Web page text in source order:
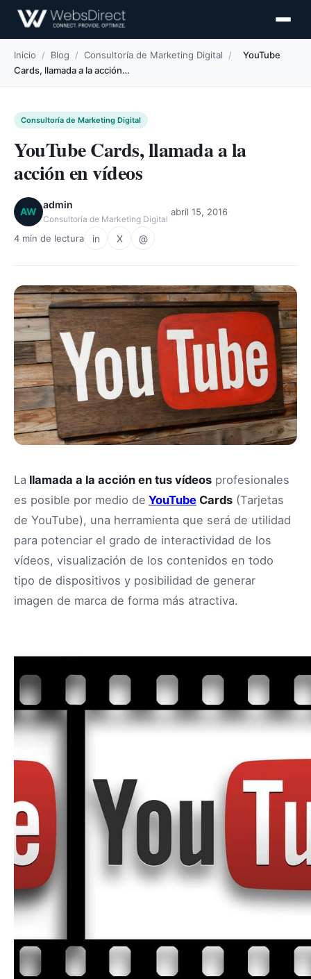
Inicio / Blog / Consultoría de Marketing Digital /
YouTube
Cards, llamada a la acción…
Consultoría de Marketing Digital
YouTube Cards, llamada a la
acción en vídeos
AW
admin
Consultoría de Marketing Digital
abril 15, 2016
4 min de lectura in X @
La llamada a la acción en tus vídeos profesionales
es posible por medio de YouTube Cards (Tarjetas
de YouTube), una herramienta que será de utilidad
para potenciar el grado de interactividad de los
vídeos, visualización de los contenidos en todo
tipo de dispositivos y posibilidad de generar
imagen de marca de forma más atractiva.